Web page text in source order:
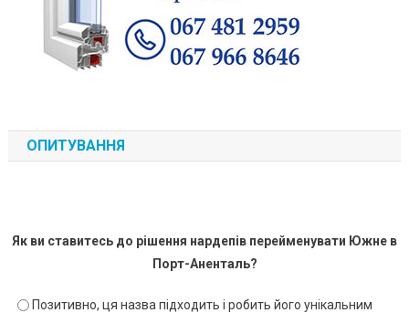
ОПИТУВАННЯ
Як ви ставитесь до рішення нардепів перейменувати Южне в
Порт-Аненталь?
Позитивно, ця назва підходить і робить його унікальним